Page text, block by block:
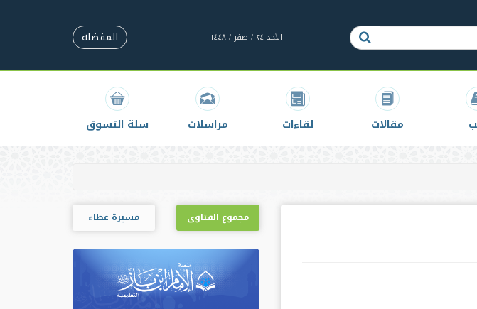
الأحد ٢٤ / صفر / ١٤٤٨ المفضلة
مقالات لقاءات مراسلات سلة التسوق
مجموع الفتاوى مسيرة عطاء